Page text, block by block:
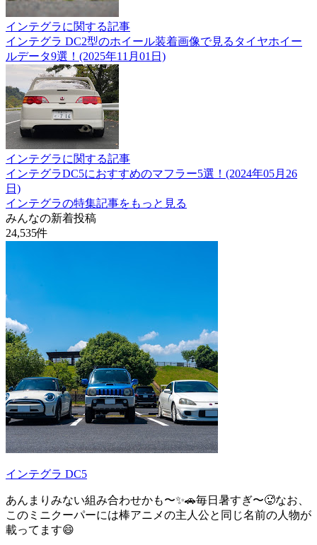
インテグラに関する記事
インテグラ DC2型のホイール装着画像で見るタイヤホイー
ルデータ9選！(2025年11月01日)
インテグラに関する記事
インテグラDC5におすすめのマフラー5選！(2024年05月26
日)
インテグラの特集記事をもっと見る
みんなの新着投稿
24,535件
インテグラ DC5
あんまりみない組み合わせかも〜✨🚗毎日暑すぎ〜🥵なお、
このミニクーパーには棒アニメの主人公と同じ名前の人物が
載ってます😄